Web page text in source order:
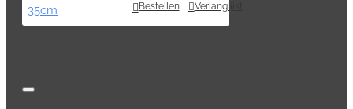
Bestellen Verlanglijst